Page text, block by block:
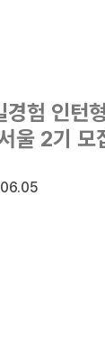
험 인턴
울 2기 모